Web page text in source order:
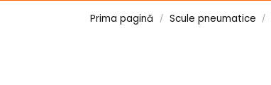
Prima pagină / Scule pneumatice /